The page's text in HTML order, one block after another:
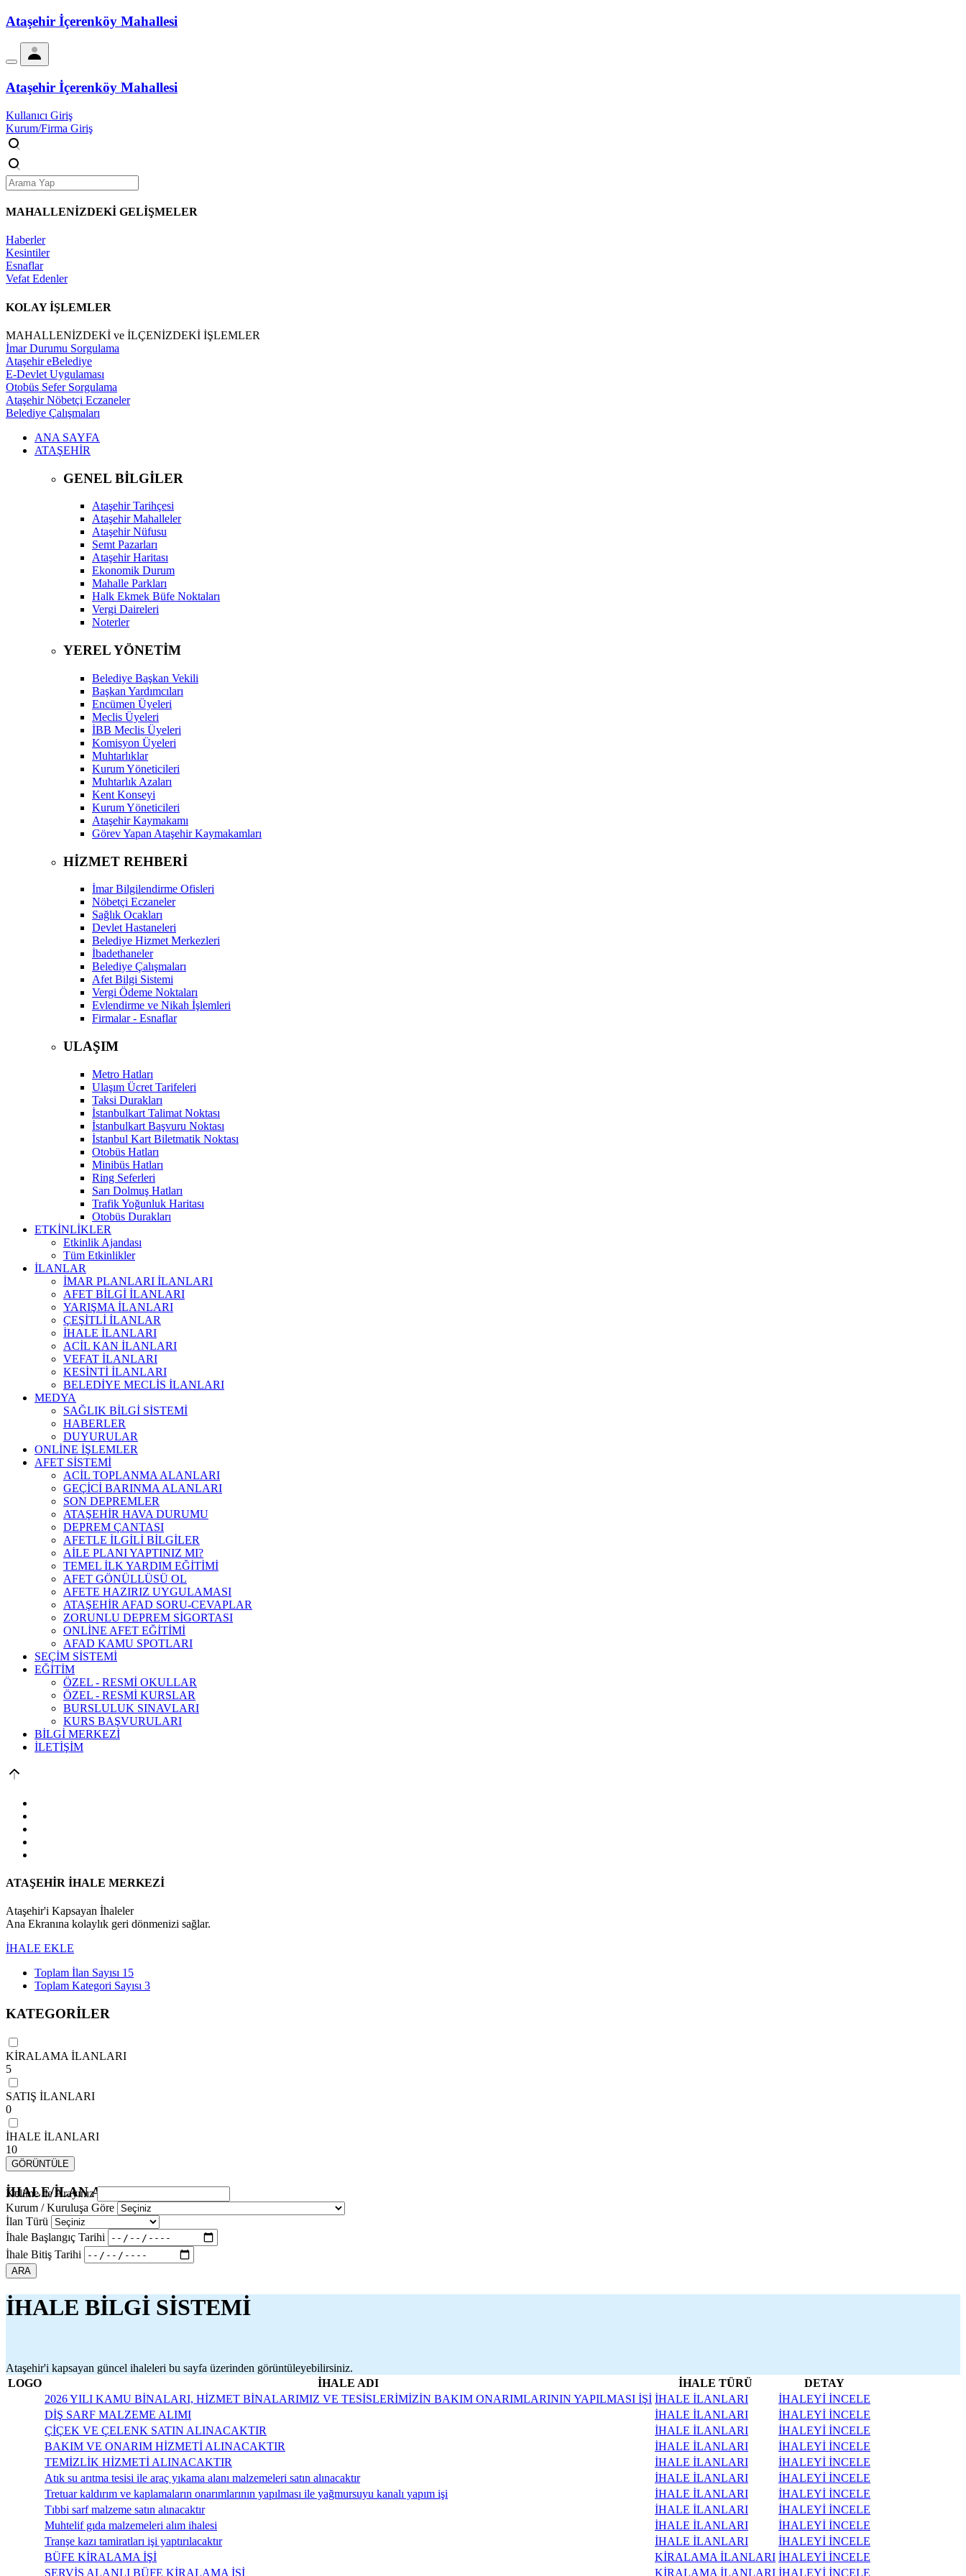
Ataşehir İçerenköy Mahallesi
Ataşehir İçerenköy Mahallesi
Kullanıcı Giriş
Kurum/Firma Giriş
MAHALLENİZDEKİ GELİŞMELER
Haberler
Kesintiler
Esnaflar
Vefat Edenler
KOLAY İŞLEMLER
MAHALLENİZDEKİ ve İLÇENİZDEKİ İŞLEMLER
İmar Durumu Sorgulama
Ataşehir eBelediye
E-Devlet Uygulaması
Otobüs Sefer Sorgulama
Ataşehir Nöbetçi Eczaneler
Belediye Çalışmaları
ANA SAYFA
ATAŞEHİR
GENEL BİLGİLER
Ataşehir Tarihçesi
Ataşehir Mahalleler
Ataşehir Nüfusu
Semt Pazarları
Ataşehir Haritası
Ekonomik Durum
Mahalle Parkları
Halk Ekmek Büfe Noktaları
Vergi Daireleri
Noterler
YEREL YÖNETİM
Belediye Başkan Vekili
Başkan Yardımcıları
Encümen Üyeleri
Meclis Üyeleri
İBB Meclis Üyeleri
Komisyon Üyeleri
Muhtarlıklar
Kurum Yöneticileri
Muhtarlık Azaları
Kent Konseyi
Kurum Yöneticileri
Ataşehir Kaymakamı
Görev Yapan Ataşehir Kaymakamları
HİZMET REHBERİ
İmar Bilgilendirme Ofisleri
Nöbetçi Eczaneler
Sağlık Ocakları
Devlet Hastaneleri
Belediye Hizmet Merkezleri
İbadethaneler
Belediye Çalışmaları
Afet Bilgi Sistemi
Vergi Ödeme Noktaları
Evlendirme ve Nikah İşlemleri
Firmalar - Esnaflar
ULAŞIM
Metro Hatları
Ulaşım Ücret Tarifeleri
Taksi Durakları
İstanbulkart Talimat Noktası
İstanbulkart Başvuru Noktası
İstanbul Kart Biletmatik Noktası
Otobüs Hatları
Minibüs Hatları
Ring Seferleri
Sarı Dolmuş Hatları
Trafik Yoğunluk Haritası
Otobüs Durakları
ETKİNLİKLER
Etkinlik Ajandası
Tüm Etkinlikler
İLANLAR
İMAR PLANLARI İLANLARI
AFET BİLGİ İLANLARI
YARIŞMA İLANLARI
ÇEŞİTLİ İLANLAR
İHALE İLANLARI
ACİL KAN İLANLARI
VEFAT İLANLARI
KESİNTİ İLANLARI
BELEDİYE MECLİS İLANLARI
MEDYA
SAĞLIK BİLGİ SİSTEMİ
HABERLER
DUYURULAR
ONLİNE İŞLEMLER
AFET SİSTEMİ
ACİL TOPLANMA ALANLARI
GEÇİCİ BARINMA ALANLARI
SON DEPREMLER
ATAŞEHİR HAVA DURUMU
DEPREM ÇANTASI
AFETLE İLGİLİ BİLGİLER
AİLE PLANI YAPTINIZ MI?
TEMEL İLK YARDIM EĞİTİMİ
AFET GÖNÜLLÜSÜ OL
AFETE HAZIRIZ UYGULAMASI
ATAŞEHİR AFAD SORU-CEVAPLAR
ZORUNLU DEPREM SİGORTASI
ONLİNE AFET EĞİTİMİ
AFAD KAMU SPOTLARI
SEÇİM SİSTEMİ
EĞİTİM
ÖZEL - RESMİ OKULLAR
ÖZEL - RESMİ KURSLAR
BURSLULUK SINAVLARI
KURS BAŞVURULARI
BİLGİ MERKEZİ
İLETİŞİM
ATAŞEHİR İHALE MERKEZİ
Ataşehir'i Kapsayan İhaleler
Ana Ekranına kolaylık geri dönmenizi sağlar.
İHALE EKLE
Toplam İlan Sayısı 15
Toplam Kategori Sayısı 3
KATEGORİLER
KİRALAMA İLANLARI
5
SATIŞ İLANLARI
0
İHALE İLANLARI
10
GÖRÜNTÜLE
İHALE/İLAN ARAMA
Kelime ile Arayınız
Kurum / Kuruluşa Göre
İlan Türü
İhale Başlangıç Tarihi
İhale Bitiş Tarihi
ARA
İHALE BİLGİ SİSTEMİ
Ataşehir'i kapsayan güncel ihaleleri bu sayfa üzerinden görüntüleyebilirsiniz.
LOGO
İHALE ADI İHALE TÜRÜ
DETAY
2026 YILI KAMU BİNALARI, HİZMET BİNALARIMIZ VE TESİSLERİMİZİN BAKIM ONARIMLARININ YAPILMASI İŞİ İHALE İLANLARI
İHALEYİ İNCELE
DİŞ SARF MALZEME ALIMI
İHALE İLANLARI
İHALEYİ İNCELE
ÇİÇEK VE ÇELENK SATIN ALINACAKTIR
İHALE İLANLARI
İHALEYİ İNCELE
BAKIM VE ONARIM HİZMETİ ALINACAKTIR
İHALE İLANLARI
İHALEYİ İNCELE
TEMİZLİK HİZMETİ ALINACAKTIR
İHALE İLANLARI
İHALEYİ İNCELE
Atık su arıtma tesisi ile araç yıkama alanı malzemeleri satın alınacaktır
İHALE İLANLARI
İHALEYİ İNCELE
Tretuar kaldırım ve kaplamaların onarımlarının yapılması ile yağmursuyu kanalı yapım işi
İHALE İLANLARI
İHALEYİ İNCELE
Tıbbi sarf malzeme satın alınacaktır
İHALE İLANLARI
İHALEYİ İNCELE
Muhtelif gıda malzemeleri alım ihalesi
İHALE İLANLARI
İHALEYİ İNCELE
Tranşe kazı tamiratları işi yaptırılacaktır
İHALE İLANLARI
İHALEYİ İNCELE
BÜFE KİRALAMA İŞİ
KİRALAMA İLANLARI İHALEYİ İNCELE
SERVİS ALANLI BÜFE KİRALAMA İŞİ
KİRALAMA İLANLARI İHALEYİ İNCELE